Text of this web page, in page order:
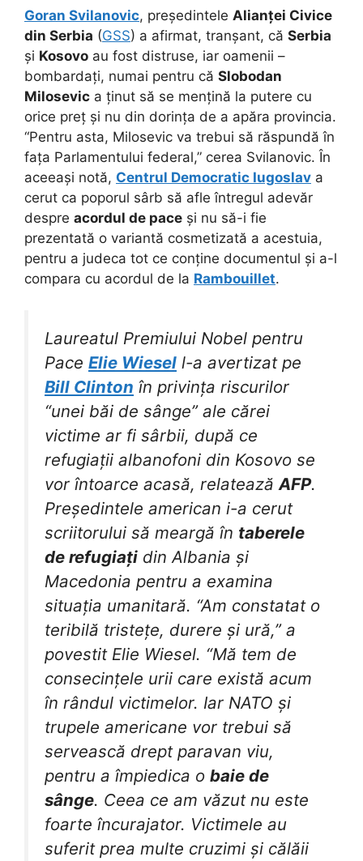
Goran Svilanovic, președintele Alianței Civice
din Serbia (GSS) a afirmat, tranșant, că Serbia
și Kosovo au fost distruse, iar oamenii –
bombardați, numai pentru că Slobodan
Milosevic a ținut să se mențină la putere cu
orice preț și nu din dorința de a apăra provincia.
“Pentru asta, Milosevic va trebui să răspundă în
fața Parlamentului federal,” cerea Svilanovic. În
aceeași notă, Centrul Democratic Iugoslav a
cerut ca poporul sârb să afle întregul adevăr
despre acordul de pace și nu să-i fie
prezentată o variantă cosmetizată a acestuia,
pentru a judeca tot ce conține documentul și a-l
compara cu acordul de la Rambouillet.
Laureatul Premiului Nobel pentru
Pace Elie Wiesel l-a avertizat pe
Bill Clinton în privința riscurilor
“unei băi de sânge” ale cărei
victime ar fi sârbii, după ce
refugiații albanofoni din Kosovo se
vor întoarce acasă, relatează AFP.
Președintele american i-a cerut
scriitorului să meargă în taberele
de refugiați din Albania și
Macedonia pentru a examina
situația umanitară. “Am constatat o
teribilă tristețe, durere și ură,” a
povestit Elie Wiesel. “Mă tem de
consecințele urii care există acum
în rândul victimelor. Iar NATO și
trupele americane vor trebui să
servească drept paravan viu,
pentru a împiedica o baie de
sânge. Ceea ce am văzut nu este
foarte încurajator. Victimele au
suferit prea multe cruzimi și călăii